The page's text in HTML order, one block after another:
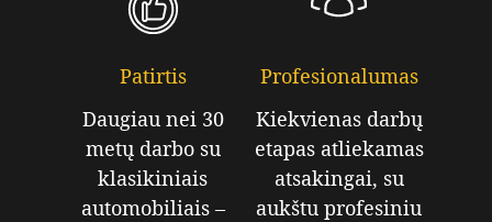
Patirtis
Daugiau nei 30
metų darbo su
klasikiniais
automobiliais –
Profesionalumas
Kiekvienas darbų
etapas atliekamas
atsakingai, su
aukštu profesiniu